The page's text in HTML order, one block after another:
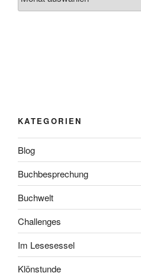
KATEGORIEN
Blog
Buchbesprechung
Buchwelt
Challenges
Im Lesesessel
Klönstunde